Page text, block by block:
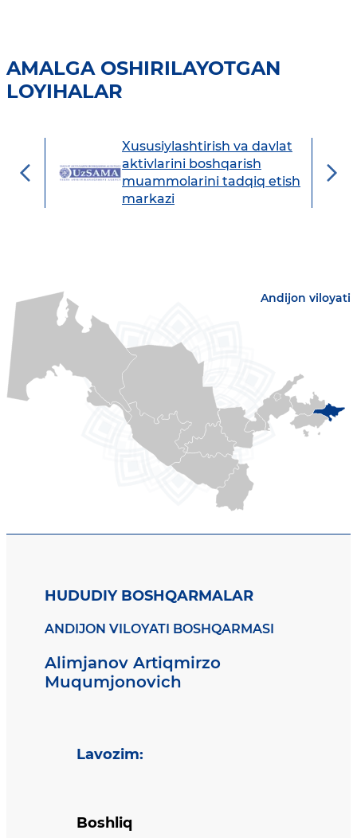
AMALGA OSHIRILAYOTGAN
LOYIHALAR
Xususiylashtirish va davlat
aktivlarini boshqarish
muammolarini tadqiq etish
markazi
Andijon viloyati
HUDUDIY BOSHQARMALAR
ANDIJON VILOYATI BOSHQARMASI
Alimjanov Artiqmirzo
Muqumjonovich
Lavozim:
Boshliq